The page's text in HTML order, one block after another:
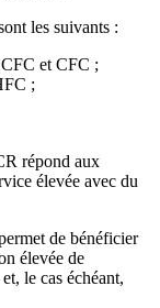
les suivants :
et CFC ;
;
répond aux
élevée avec du
de bénéficier
élevée de
le cas échéant,